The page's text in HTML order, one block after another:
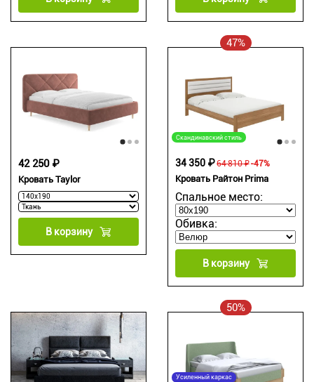
Кровать Taylor
42 250 ₽
В корзину
47%
Скандинавский стиль
Кровать Райтон Prima
Спальное место:
Обивка:
64 810 ₽
34 350 ₽ -47%
В корзину
50%
Усиленный каркас